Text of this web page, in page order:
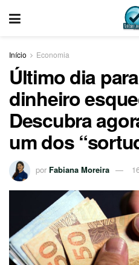
Início Economia
Último dia
dinheiro
Descubra
um dos
por Fabiana Moreira